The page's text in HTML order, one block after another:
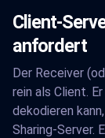
Client-
anfordert
Der Receiver
rein als Client.
dekodieren
Sharing-Server.